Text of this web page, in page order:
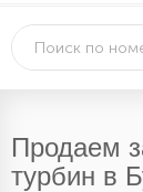
Продаем
турбин в